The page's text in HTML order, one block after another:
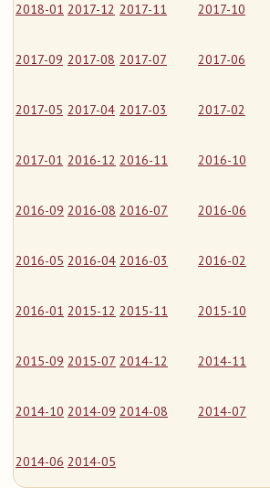
2018-01 2017-12 2017-11 2017-10
2017-09 2017-08 2017-07 2017-06
2017-05 2017-04 2017-03 2017-02
2017-01 2016-12 2016-11 2016-10
2016-09 2016-08 2016-07 2016-06
2016-05 2016-04 2016-03 2016-02
2016-01 2015-12 2015-11 2015-10
2015-09 2015-07 2014-12 2014-11
2014-10 2014-09 2014-08 2014-07
2014-06 2014-05